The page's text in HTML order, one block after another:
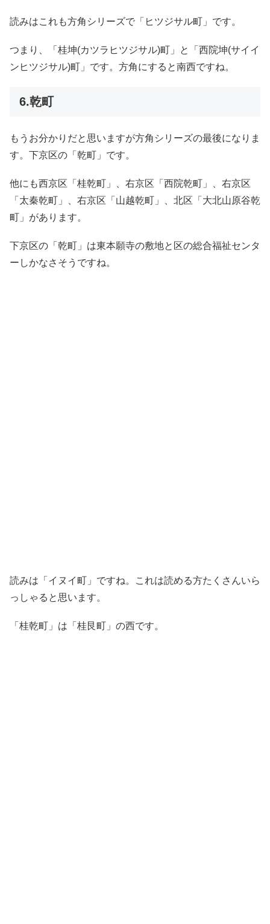
読みはこれも方角シリーズで「ヒツジサル町」です。
つまり、「桂坤(カツラヒツジサル)町」と「西院坤(サイイ
ンヒツジサル)町」です。方角にすると南西ですね。
6.乾町
もうお分かりだと思いますが方角シリーズの最後になりま
す。下京区の「乾町」です。
他にも西京区「桂乾町」、右京区「西院乾町」、右京区
「太秦乾町」、右京区「山越乾町」、北区「大北山原谷乾
町」があります。
下京区の「乾町」は東本願寺の敷地と区の総合福祉センタ
ーしかなさそうですね。
読みは「イヌイ町」ですね。これは読める方たくさんいら
っしゃると思います。
「桂乾町」は「桂艮町」の西です。